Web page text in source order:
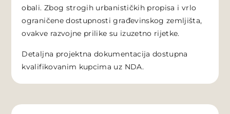
obali. Zbog strogih urbanističkih propisa i vrlo
ograničene dostupnosti građevinskog zemljišta,
ovakve razvojne prilike su izuzetno rijetke.
Detaljna projektna dokumentacija dostupna
kvalifikovanim kupcima uz NDA.